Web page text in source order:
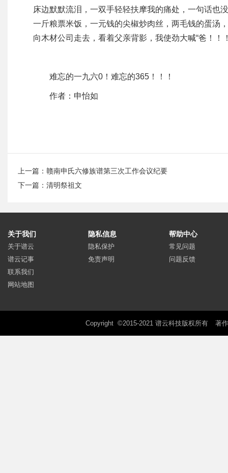
床边默默流泪，一双手轻轻扶摩我的痛处，一句话也
一斤粮票米饭，一元钱的尖椒炒肉丝，两毛钱的蛋汤
向木材公司走去，看着父亲背影，我使劲大喊“爸！
难忘的一九六0！难忘的365！！！
作者：申怡如
上一篇： 赣南申氏六修族谱第三次工作会议纪要
下一篇： 清明祭祖文
关于我们
关于谱云
谱云记事
联系我们
网站地图
隐私信息
隐私保护
免责声明
帮助中心
常见问题
问题反馈
Copyright ©2015-2021 谱云科技版权所有 著